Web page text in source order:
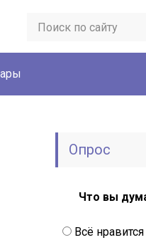
Опрос
Что вы
Всё нравится